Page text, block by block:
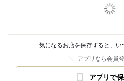
気になるお店を保存すると、い
アプリなら会員
アプリで